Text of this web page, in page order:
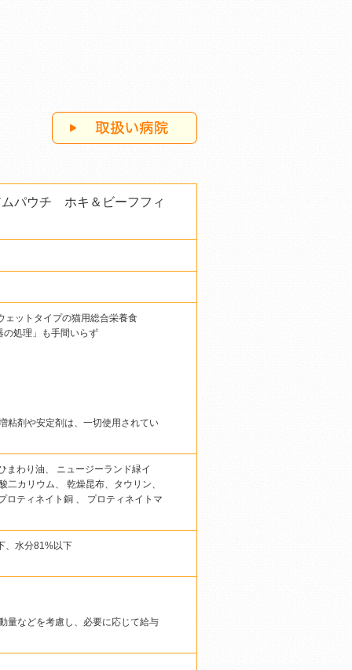
パウチ ホキ＆ビーフフィ
ットタイプの猫用総合栄養食
の処理」も手間いらず
剤や安定剤は、一切使用されてい
まわり油、 ニュージーランド緑イ
カリウム、 乾燥昆布、タウリン、
ロティネイト銅 、 プロティネイトマ
、水分81%以下
量などを考慮し、必要に応じて給与